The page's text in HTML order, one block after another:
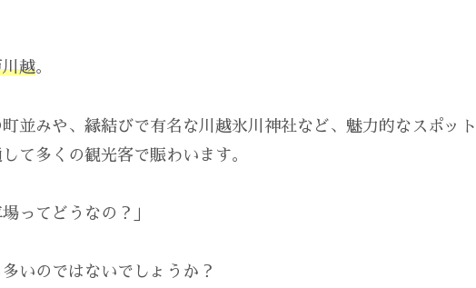
越。
並みや、縁結びで有名な川越氷川神社など、魅力的なスポット
て多くの観光客で賑わいます。
ってどうなの？」
いのではないでしょうか？